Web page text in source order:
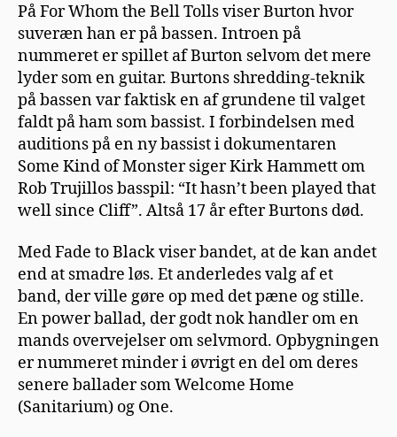
På For Whom the Bell Tolls viser Burton hvor
suveræn han er på bassen. Introen på
nummeret er spillet af Burton selvom det mere
lyder som en guitar. Burtons shredding-teknik
på bassen var faktisk en af grundene til valget
faldt på ham som bassist. I forbindelsen med
auditions på en ny bassist i dokumentaren
Some Kind of Monster siger Kirk Hammett om
Rob Trujillos basspil: “It hasn’t been played that
well since Cliff”. Altså 17 år efter Burtons død.
Med Fade to Black viser bandet, at de kan andet
end at smadre løs. Et anderledes valg af et
band, der ville gøre op med det pæne og stille.
En power ballad, der godt nok handler om en
mands overvejelser om selvmord. Opbygningen
er nummeret minder i øvrigt en del om deres
senere ballader som Welcome Home
(Sanitarium) og One.